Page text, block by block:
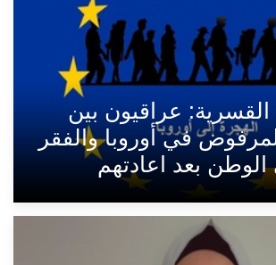
القسرية: عراقيون بين
المرفوض في أوروبا والفقر
بعد اعادتهم